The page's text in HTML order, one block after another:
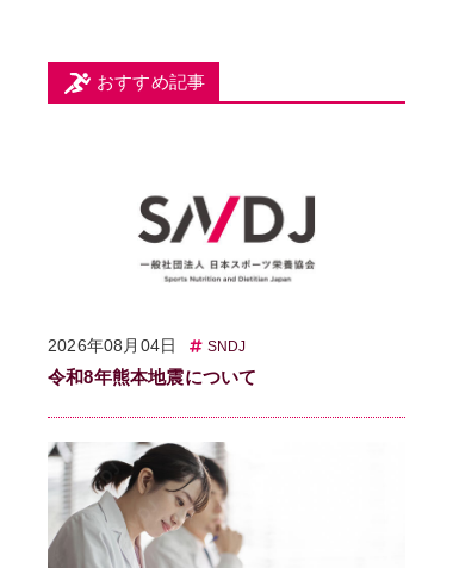
おすすめ記事
2026年08月04日 SNDJ
令和8年熊本地震について